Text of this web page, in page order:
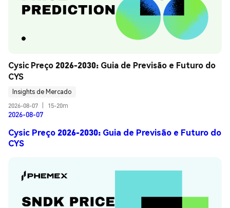
Cysic Preço 2026-2030: Guia de Previsão e Futuro do
CYS
Insights de Mercado
2026-08-07
15-20m
2026-08-07
Cysic Preço 2026-2030: Guia de Previsão e Futuro do
CYS